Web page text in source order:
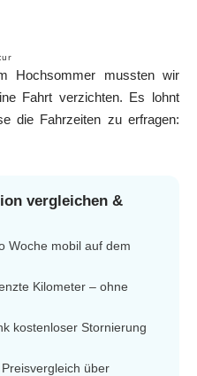
Hochsommer mussten wir
Fahrt verzichten. Es lohnt
die Fahrzeiten zu erfragen:
vergleichen &
Woche mobil auf dem
Kilometer – ohne
kostenloser Stornierung
über